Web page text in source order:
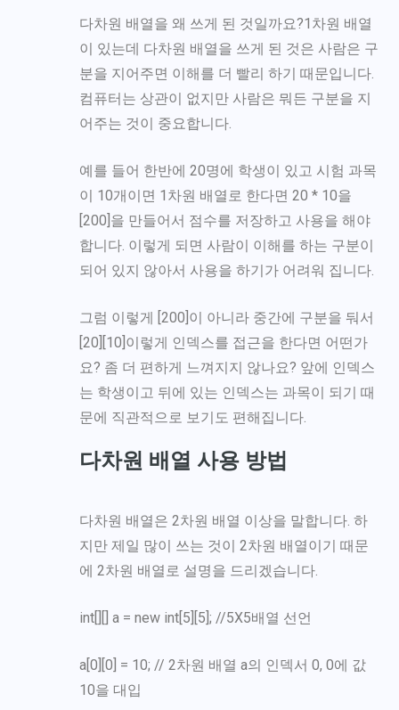
다차원 배열을 왜 쓰게 된 것일까요?1차원 배열
이 있는데 다차원 배열을 쓰게 된 것은 사람은 구
분을 지어주면 이해를 더 빨리 하기 때문입니다.
컴퓨터는 상관이 없지만 사람은 뭐든 구분을 지
어주는 것이 중요합니다.
예를 들어 한반에 20명에 학생이 있고 시험 과목
이 10개이면 1차원 배열로 한다면 20 * 10을
[200]을 만들어서 점수를 저장하고 사용을 해야
합니다. 이렇게 되면 사람이 이해를 하는 구분이
되어 있지 않아서 사용을 하기가 어려워 집니다.
그럼 이렇게 [200]이 아니라 중간에 구분을 둬서
[20][10]이렇게 인덱스를 접근을 한다면 어떤가
요? 좀 더 편하게 느껴지지 않나요? 앞에 인덱스
는 학생이고 뒤에 있는 인덱스는 과목이 되기 때
문에 직관적으로 보기도 편해집니다.
다차원 배열 사용 방법
다차원 배열은 2차원 배열 이상을 말합니다. 하
지만 제일 많이 쓰는 것이 2차원 배열이기 때문
에 2차원 배열로 설명을 드리겠습니다.
int[][] a = new int[5][5]; //5X5배열 선언
a[0][0] = 10; // 2차원 배열 a의 인덱서 0, 0에 값
10을 대입